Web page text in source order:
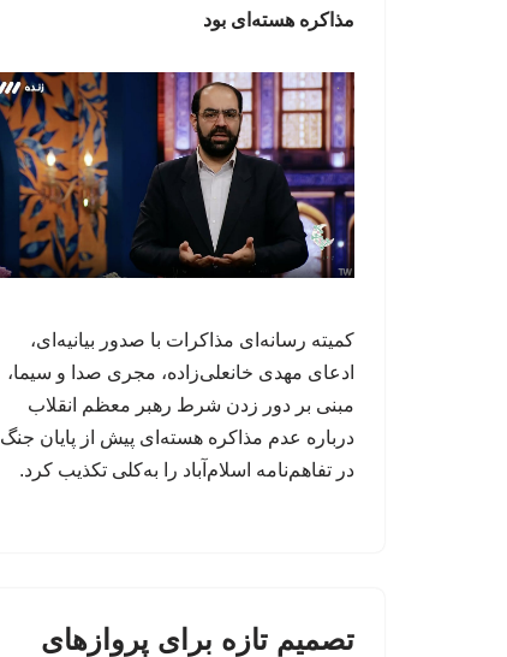
مذاکره هسته‌ای بود
کمیته رسانه‌ای مذاکرات با صدور بیانیه‌ای،
ادعای مهدی خانعلی‌زاده، مجری صدا و سیما،
مبنی بر دور زدن شرط رهبر معظم انقلاب
درباره عدم مذاکره هسته‌ای پیش از پایان جنگ
در تفاهم‌نامه اسلام‌آباد را به‌کلی تکذیب کرد.
تصمیم تازه برای پروازهای